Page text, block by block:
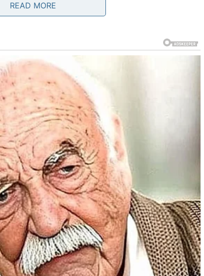
sigurnost spolja i počne je graditi unutar sebe.
konačno shvatio da ne može pronaći stabilnost u
bi čovjek razumio kako ga najviše uništava upravo
bilo pod njegovom kontrolom.
zadržati nekoga ko je već odavno odlučio otići?
zato što su se bojali samoće?
gazilo svoje dostojanstvo i zanemarivalo vlastiti mir samo
nečiji odlazak.
pokušavajući spasiti nekoga drugog.
emocije.
ništa nije važno.
najdublje, ali koji su naučili da ne dozvole
READ MORE